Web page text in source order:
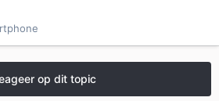
op dit topic